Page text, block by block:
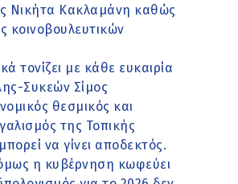
Νικήτα Κακλαμάνη καθώς
κοινοβουλευτικών
τονίζει με κάθε ευκαιρία
Συκεών Σίμος
θεσμικός και
της Τοπικής
να γίνει αποδεκτός.
η κυβέρνηση κωφεύει